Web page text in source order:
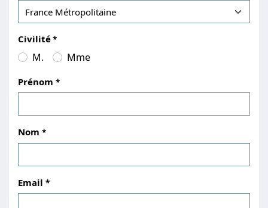
Civilité
M. Mme
Prénom
Nom
Email